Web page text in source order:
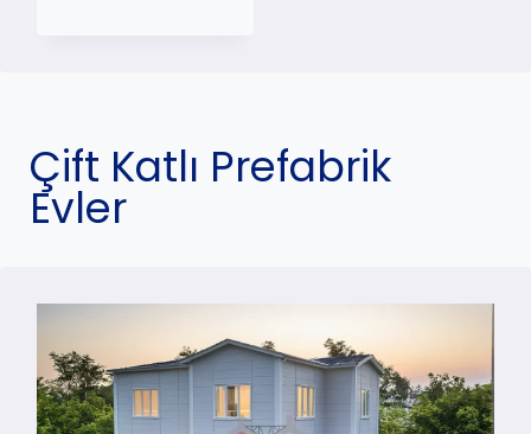
Çift Katlı Prefabrik
Evler